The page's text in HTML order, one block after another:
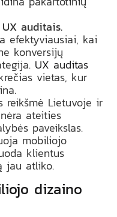
auditais.
efektyviausiai, kai
konversijų
UX auditas
vietas, kur
reikšmė Lietuvoje ir
ateities
paveikslas.
mobiliojo
klientus
jau atliko.
dizaino